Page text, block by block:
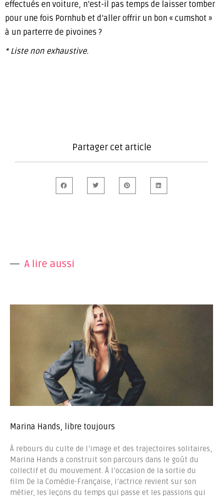
effectués en voiture, n’est-il pas temps de laisser tomber
pour une fois Pornhub et d’aller offrir un bon « cumshot »
à un parterre de pivoines ?
* Liste non exhaustive.
Partager cet article
A lire aussi
Marina Hands, libre toujours
À rebours du culte de l’image et des trajectoires solitaires,
Marina Hands a construit son parcours dans le goût du
collectif et du mouvement. À l’occasion de la sortie du
film De la Comédie-Française, l’actrice revient sur son
métier, les leçons du temps qui passe et les passions qui